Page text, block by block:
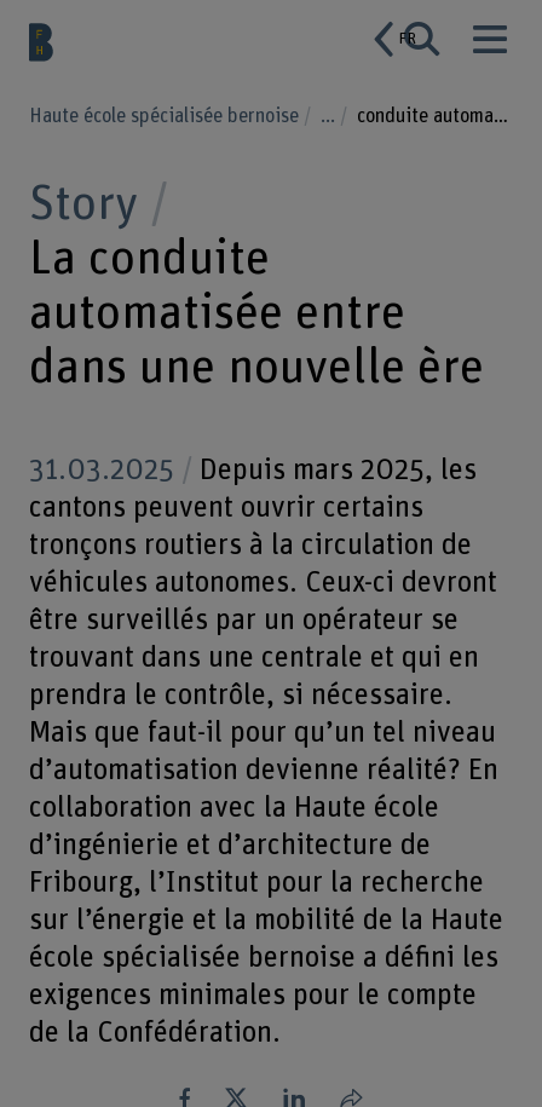
FR
Haute école spécialisée bernoise ... conduite automatisée
Story
La conduite
automatisée entre
dans une nouvelle ère
31.03.2025
Depuis mars 2025, les
cantons peuvent ouvrir certains
tronçons routiers à la circulation de
véhicules autonomes. Ceux-ci devront
être surveillés par un opérateur se
trouvant dans une centrale et qui en
prendra le contrôle, si nécessaire.
Mais que faut-il pour qu’un tel niveau
d’automatisation devienne réalité? En
collaboration avec la Haute école
d’ingénierie et d’architecture de
Fribourg, l’Institut pour la recherche
sur l’énergie et la mobilité de la Haute
école spécialisée bernoise a défini les
exigences minimales pour le compte
de la Confédération.
Partager